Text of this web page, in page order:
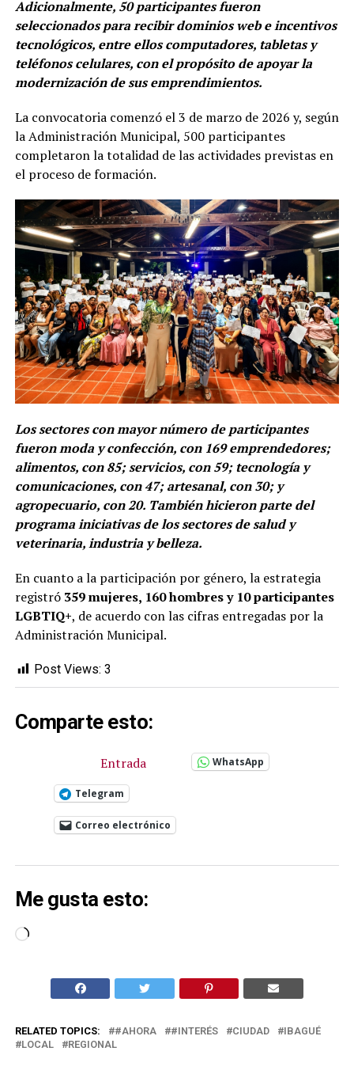
Adicionalmente, 50 participantes fueron
seleccionados para recibir dominios web e incentivos
tecnológicos, entre ellos computadores, tabletas y
teléfonos celulares, con el propósito de apoyar la
modernización de sus emprendimientos.
La convocatoria comenzó el 3 de marzo de 2026 y, según
la Administración Municipal, 500 participantes
completaron la totalidad de las actividades previstas en
el proceso de formación.
Los sectores con mayor número de participantes
fueron moda y confección, con 169 emprendedores;
alimentos, con 85; servicios, con 59; tecnología y
comunicaciones, con 47; artesanal, con 30; y
agropecuario, con 20. También hicieron parte del
programa iniciativas de los sectores de salud y
veterinaria, industria y belleza.
En cuanto a la participación por género, la estrategia
registró 359 mujeres, 160 hombres y 10 participantes
LGBTIQ+, de acuerdo con las cifras entregadas por la
Administración Municipal.
Post Views: 3
Comparte esto:
Entrada WhatsApp
Telegram
Correo electrónico
Me gusta esto:
Cargando...
RELATED TOPICS: #AHORA #INTERÉS CIUDAD
IBAGUÉ
LOCAL
REGIONAL